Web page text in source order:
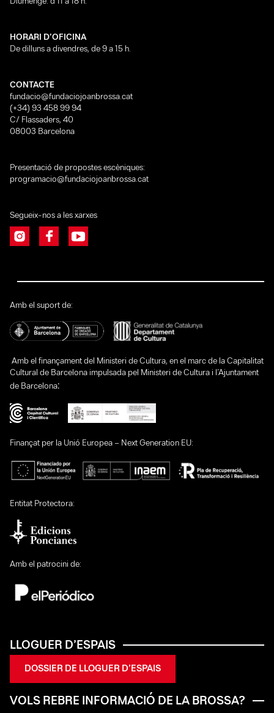
Diumenge: d’11 a 18 h.
HORARI D’OFICINA
De dilluns a divendres, de 9 a 15 h.
CONTACTE
fundacio@fundaciojoanbrossa.cat
(+34) 93 458 99 94
C/ Flassaders, 40
08003 Barcelona
Presentació de propostes escèniques:
programacio@fundaciojoanbrossa.cat
Segueix-nos a les xarxes
Amb el suport de:
Amb el finançament del Ministeri de Cultura, en el marc de la Capitalitat
Cultural de Barcelona impulsada pel Ministeri de Cultura i l’Ajuntament
de Barcelona:
Finançat per la Unió Europea – Next Generation EU:
Entitat Protectora:
Amb el patrocini de:
LLOGUER D’ESPAIS
DOSSIER DE LLOGUER D’ESPAIS
VOLS REBRE INFORMACIÓ DE LA BROSSA?